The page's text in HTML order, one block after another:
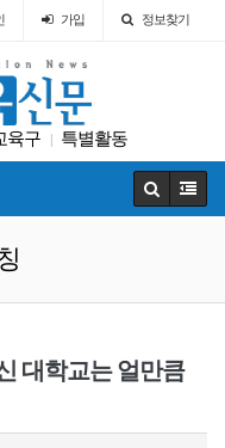
가입 정보찾기
육구 특별활동
터뷰 차터스쿨
대학교는 얼만큼